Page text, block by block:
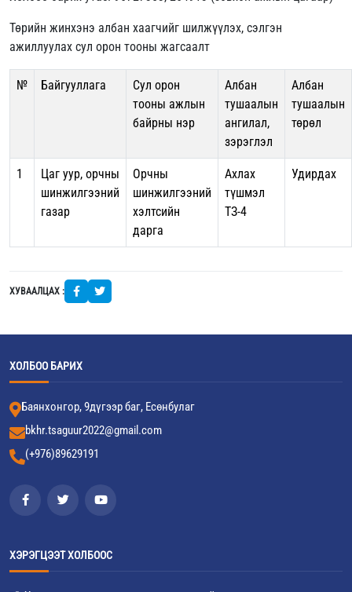
Төрийн жинхэнэ албан хаагчийг шилжүүлэх, сэлгэн
ажиллуулах сул орон тооны жагсаалт
№ Байгууллага
Сул орон
тооны ажлын
байрны нэр
Албан
тушаалын
ангилал,
зэрэглэл
Албан
тушаалын
төрөл
1
Цаг уур, орчны
шинжилгээний
газар
Орчны
шинжилгээний
хэлтсийн
дарга
Ахлах
түшмэл
ТЗ-4
Удирдах
ХУВААЛЦАХ :
ХОЛБОО БАРИХ
Баянхонгор, 9дүгээр баг, Есөнбулаг
bkhr.tsaguur2022@gmail.com
(+976)89629191
ХЭРЭГЦЭЭТ ХОЛБООС